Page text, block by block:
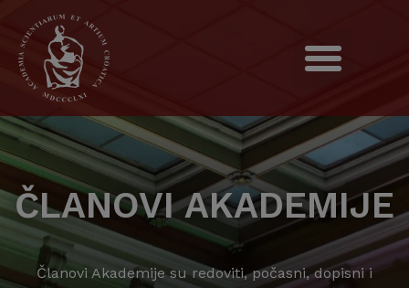
ČLANOVI AKADEMIJE
Članovi Akademije su redoviti, počasni, dopisni i